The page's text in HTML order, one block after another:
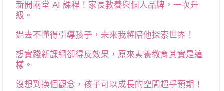
新開兩堂 AI 課程！家長教養與個人品牌，一次升
級。
過去不懂得引導孩子，未來我將陪他探索世界！
想實踐新課綱卻得反效果，原來素養教育其實是這
樣。
沒想到換個觀念，孩子可以成長的空間超乎預期！